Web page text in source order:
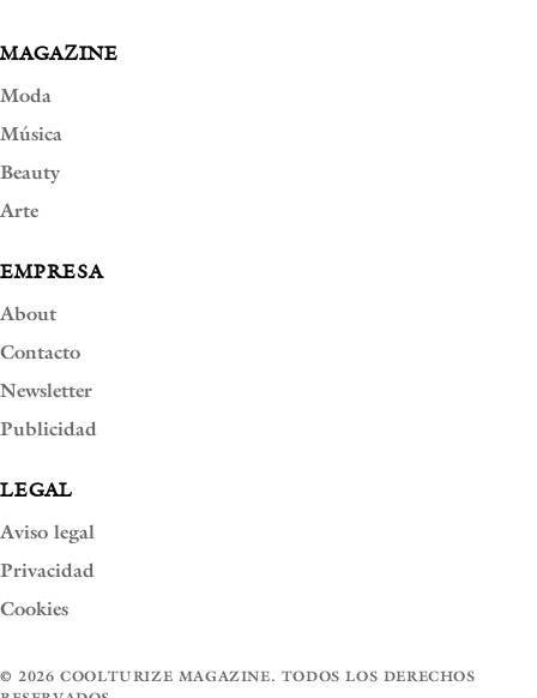
MAGAZINE
Moda
Música
Beauty
Arte
EMPRESA
About
Contacto
Newsletter
Publicidad
LEGAL
Aviso legal
Privacidad
Cookies
© 2026 COOLTURIZE MAGAZINE. TODOS LOS DERECHOS